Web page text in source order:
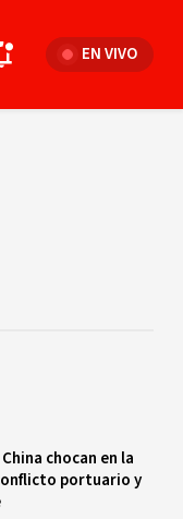
EN VIVO
chocan en la
portuario y